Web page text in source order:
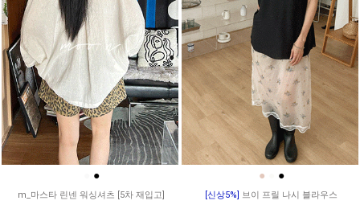
●
m_마스타 린넨 워싱셔츠 [5차 재입고]
● ●
[신상5%] 브이 프릴 나시 블라우스